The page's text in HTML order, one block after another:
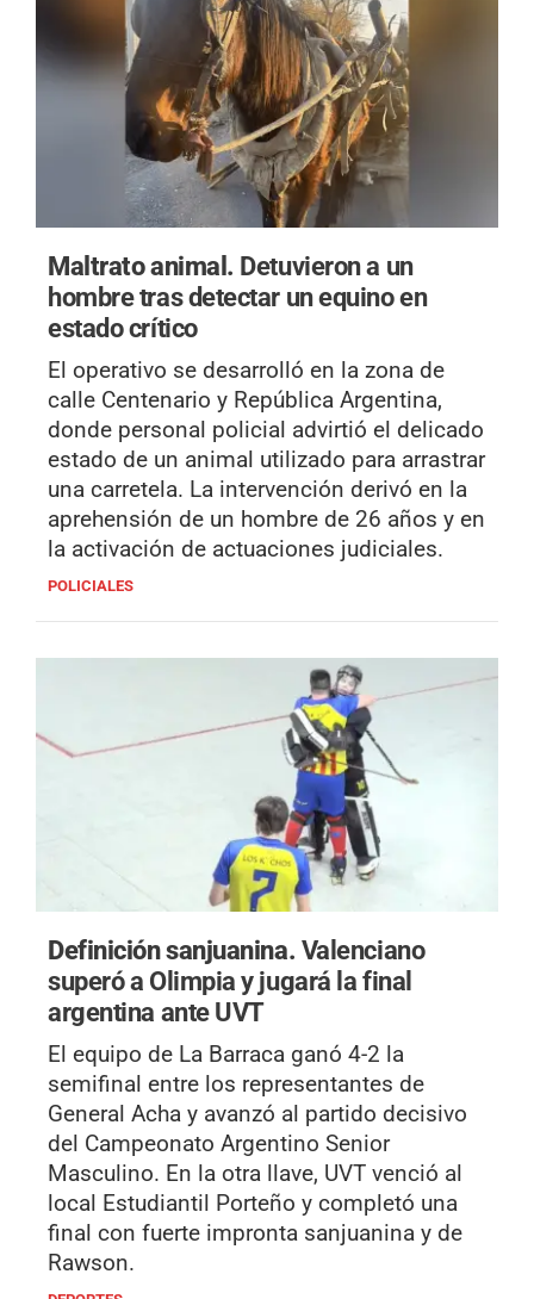
Maltrato animal. Detuvieron a un
hombre tras detectar un equino en
estado crítico
El operativo se desarrolló en la zona de
calle Centenario y República Argentina,
donde personal policial advirtió el delicado
estado de un animal utilizado para arrastrar
una carretela. La intervención derivó en la
aprehensión de un hombre de 26 años y en
la activación de actuaciones judiciales.
POLICIALES
Definición sanjuanina. Valenciano
superó a Olimpia y jugará la final
argentina ante UVT
El equipo de La Barraca ganó 4-2 la
semifinal entre los representantes de
General Acha y avanzó al partido decisivo
del Campeonato Argentino Senior
Masculino. En la otra llave, UVT venció al
local Estudiantil Porteño y completó una
final con fuerte impronta sanjuanina y de
Rawson.